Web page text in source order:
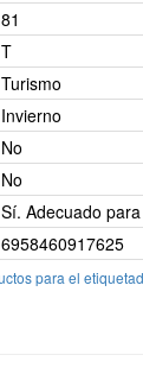
81
T
Turismo
Invierno
No
No
Sí. Adecuado
6958460917625
para el